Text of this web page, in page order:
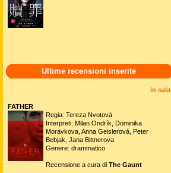
Ultime recensioni inserite
in sala
FATHER
Regia: Tereza Nvotová
Interpreti: Milan Ondrík, Dominika
Moravkova, Anna Geislerová, Peter
Bebjak, Jana Bittnerova
Genere: drammatico
Recensione a cura di The Gaunt